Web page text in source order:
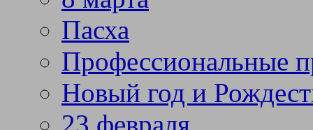
Пасха
Профессиональные
Новый год и
23 февраля